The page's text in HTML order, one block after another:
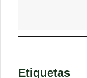
Etiquetas